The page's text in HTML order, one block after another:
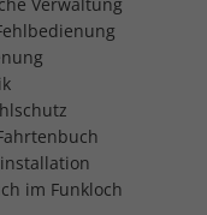
im Funkloch